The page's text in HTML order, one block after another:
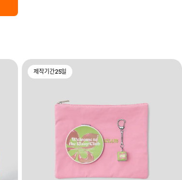
제작기간25일